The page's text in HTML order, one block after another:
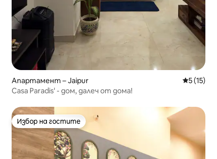
Апартамент – Jaipur Средна
5 (15)
Casa Paradis' - дом, далеч от дома!
Избор на гостите
Избор на гостите